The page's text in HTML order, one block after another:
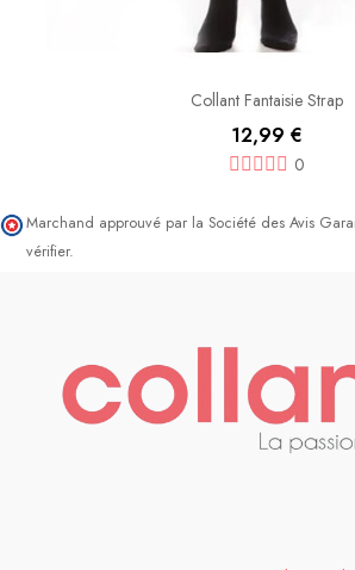
Collant Fantaisie Strap
12,99 €
0
Marchand approuvé par la Société des Avis
vérifier.